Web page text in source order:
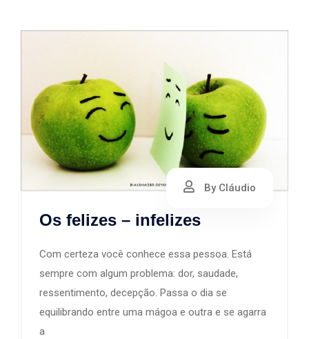
By Cláudio
Os felizes – infelizes
Com certeza você conhece essa pessoa. Está
sempre com algum problema: dor, saudade,
ressentimento, decepção. Passa o dia se
equilibrando entre uma mágoa e outra e se agarra
a